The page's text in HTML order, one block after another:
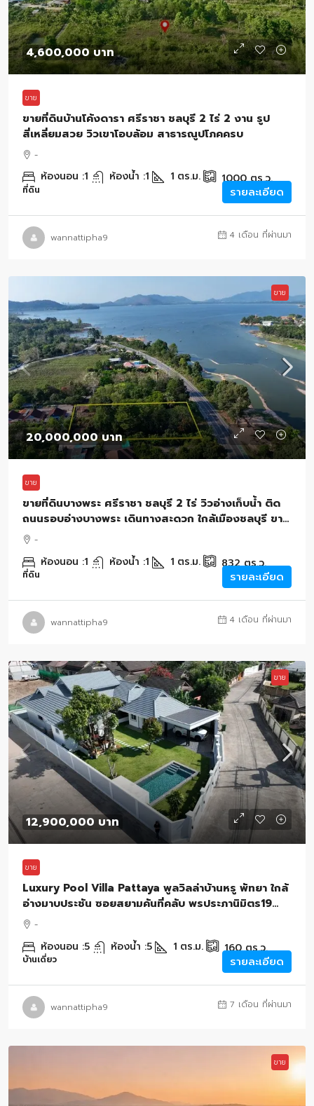
4,600,000 บาท
ขาย
ขายที่ดินบ้านโค้งดารา ศรีราชา ชลบุรี 2 ไร่ 2 งาน รูป
สี่เหลี่ยมสวย วิวเขาโอบล้อม สาธารณูปโภคครบ
-
ห้องนอน :1 ห้องน้ำ :1 1 ตร.ม. 1000ตร.ว.
ที่ดิน รายละเอียด
wannattipha9 4 เดือน ที่ผ่านมา
ขาย
20,000,000 บาท
ขาย
ขายที่ดินบางพระ ศรีราชา ชลบุรี 2 ไร่ วิวอ่างเก็บน้ำ ติด
ถนนรอบอ่างบางพระ เดินทางสะดวก ใกล้เมืองชลบุรี ขาย
ด่วน เหมาะทำคาเฟ่หรือรีสอร์ต
-
ห้องนอน :1 ห้องน้ำ :1 1 ตร.ม. 832ตร.ว.
ที่ดิน รายละเอียด
wannattipha9 4 เดือน ที่ผ่านมา
ขาย
12,900,000 บาท
ขาย
Luxury Pool Villa Pattaya พูลวิลล่าบ้านหรู พัทยา ใกล้
อ่างมาบประชัน ซอยสยามคันที่คลับ พรประภานิมิตร19
160 ตรว. บางละมุง ชลบุรี
-
ห้องนอน :5 ห้องน้ำ :5 1 ตร.ม. 160ตร.ว.
บ้านเดี่ยว รายละเอียด
wannattipha9 7 เดือน ที่ผ่านมา
ขาย